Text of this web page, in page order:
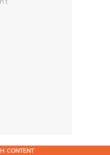
CONTENT